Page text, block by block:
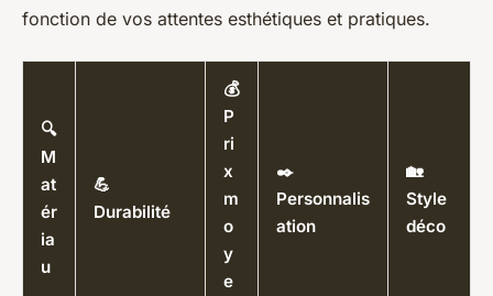
fonction de vos attentes esthétiques et pratiques.
🔍
M
at
ér
ia
u
💪
Durabilité
💰
P
ri
x
m
o
y
e
✒️
Personnalis
ation
🏡
Style
déco